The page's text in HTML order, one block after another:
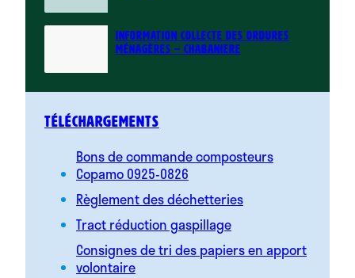
INFORMATION COLLECTE DES ORDURES
MÉNAGÈRES – CHABANIERE
Téléchargements
Bons de commande composteurs
Copamo 0925-0826
Règlement des déchetteries
Tract réduction gaspillage
Consignes de tri des papiers en apport
volontaire